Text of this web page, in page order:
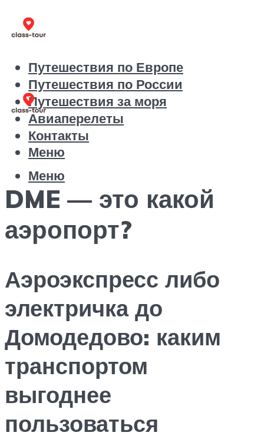
Путешествия по Европе
Путешествия по России
Путешествия за моря
Авиаперелеты
Контакты
Меню
Меню
DME — это какой
аэропорт?
Аэроэкспресс либо
электричка до
Домодедово: каким
транспортом
выгоднее
пользоваться